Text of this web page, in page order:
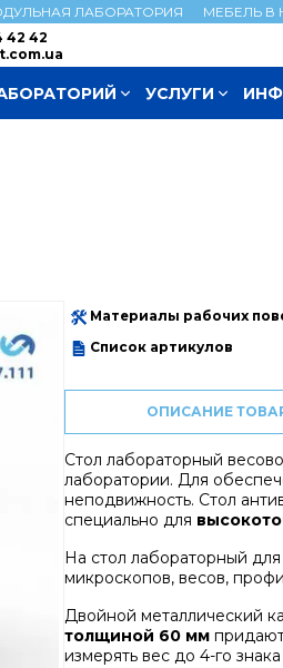
ЛАБОРАТОРИЯ МЕБЕЛЬ В
42 42
УСЛУГИ
Материалы рабочих
Список артикулов
ОПИСАНИЕ
Стол лабораторный
лаборатории. Для
неподвижность. Стол
специально для
На стол лабораторный
микроскопов, весов,
Двойной металлический
толщиной 60 мм
измерять вес до 4-го